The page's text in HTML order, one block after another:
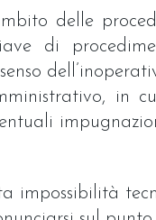
delle
di
in
impossibilità